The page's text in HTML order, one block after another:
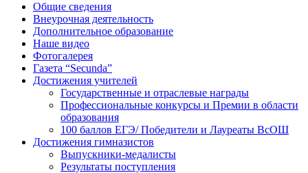
Общие сведения
Внеурочная деятельность
Дополнительное образование
Наше видео
Фотогалерея
Газета “Secunda”
Достижения учителей
Государственные и отраслевые награды
Профессиональные конкурсы и Премии в области
образования
100 баллов ЕГЭ/ Победители и Лауреаты ВсОШ
Достижения гимназистов
Выпускники-медалисты
Результаты поступления